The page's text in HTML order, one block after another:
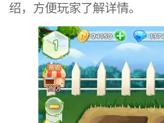
绍，方便玩家了解详情。